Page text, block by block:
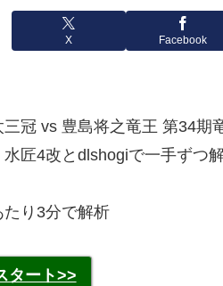
X Facebook
三冠 vs 豊島将之竜王 第34期
水匠4改とdlshogiで一手ずつ
り3分で解析
タート>>